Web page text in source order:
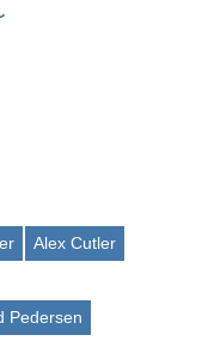
Alex Cutler
Pedersen